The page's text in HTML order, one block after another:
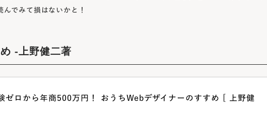
でみて損はないかと！
-上野健二著
ゼロから年商500万円！ おうちWebデザイナーのすすめ [ 上野健